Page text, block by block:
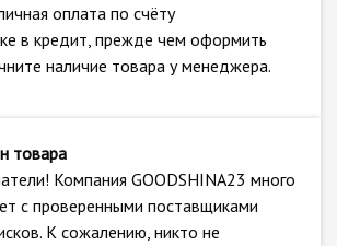
оплата по счёту
в кредит, прежде чем оформить
наличие товара у менеджера.
товара
Компания GOODSHINA23 много
с проверенными поставщиками
К сожалению, никто не